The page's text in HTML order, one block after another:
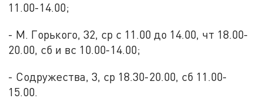
11.00-14.00;
- М. Горького, 32, ср с 11.00 до 14.00, чт 18.00-
20.00, сб и вс 10.00-14.00;
- Содружества, 3, ср 18.30-20.00, сб 11.00-
15.00.